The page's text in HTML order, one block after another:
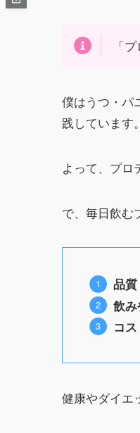
「
僕はうつ・パ
践しています。
よって、プロ
で、毎日飲む
品質
飲み
コス
健康やダイエ